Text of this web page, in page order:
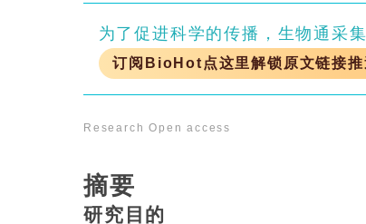
为了促进科学的传播，生物通采
订阅BioHot点这里解锁原文链接推
Research Open access
摘要
研究目的